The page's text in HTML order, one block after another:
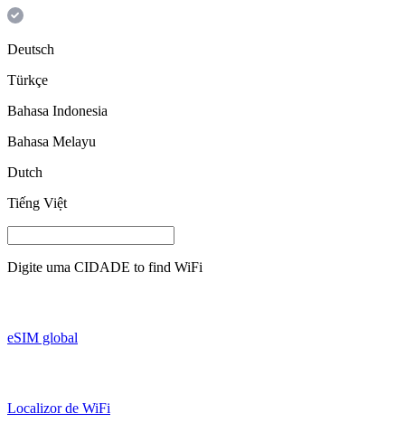
Deutsch
Türkçe
Bahasa Indonesia
Bahasa Melayu
Dutch
Tiếng Việt
Digite uma CIDADE to find WiFi
eSIM global
Localizor de WiFi